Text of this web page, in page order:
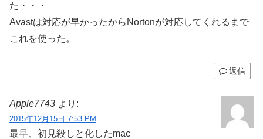
た・・・
Avastは対応が早かったからNortonが対応してくれるまで
これを使った。
返信
Apple7743 より:
2015年12月15日 7:53 PM
最早、初見殺しと化したmac